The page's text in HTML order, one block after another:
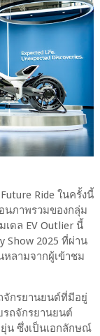
Ride ในครั้งนี้
นภาพรวมของกลุ่ม
ดล EV Outlier นี้
Show 2025 ที่ผ่าน
ลามจากผู้เข้าชม
จักรยานยนต์ที่มีอยู่
ถจักรยานยนต์
น ซึ่งเป็นเอกลักษณ์